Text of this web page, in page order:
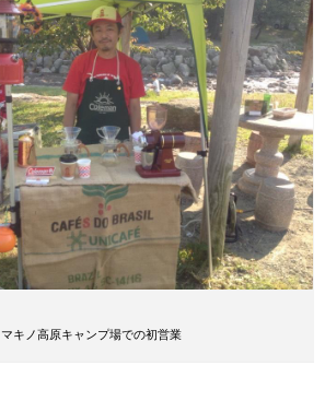
マキノ高原キャンプ場での初営業